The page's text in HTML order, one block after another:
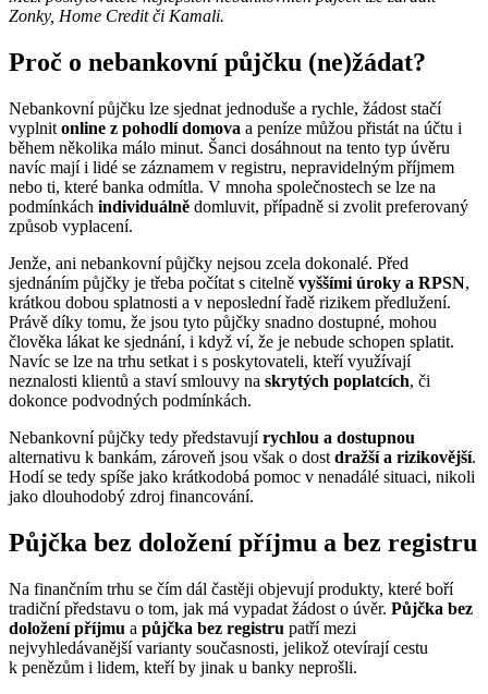
Zonky, Home Credit či Kamali.
Proč o nebankovní půjčku (ne)žádat?
Nebankovní půjčku lze sjednat jednoduše a rychle, žádost stačí
vyplnit online z pohodlí domova a peníze můžou přistát na účtu i
během několika málo minut. Šanci dosáhnout na tento typ úvěru
navíc mají i lidé se záznamem v registru, nepravidelným příjmem
nebo ti, které banka odmítla. V mnoha společnostech se lze na
podmínkách individuálně domluvit, případně si zvolit preferovaný
způsob vyplacení.
Jenže, ani nebankovní půjčky nejsou zcela dokonalé. Před
sjednáním půjčky je třeba počítat s citelně vyššími úroky a RPSN,
krátkou dobou splatnosti a v neposlední řadě rizikem předlužení.
Právě díky tomu, že jsou tyto půjčky snadno dostupné, mohou
člověka lákat ke sjednání, i když ví, že je nebude schopen splatit.
Navíc se lze na trhu setkat i s poskytovateli, kteří využívají
neznalosti klientů a staví smlouvy na skrytých poplatcích, či
dokonce podvodných podmínkách.
Nebankovní půjčky tedy představujírychlou a dostupnou
alternativu k bankám, zároveň jsou však o dost dražší a rizikovější.
Hodí se tedy spíše jako krátkodobá pomoc v nenadálé situaci, nikoli
jako dlouhodobý zdroj financování.
Půjčka bez doložení příjmu a bez registru
Na finančním trhu se čím dál častěji objevují produkty, které boří
tradiční představu o tom, jak má vypadat žádost o úvěr. Půjčka bez
doložení příjmu a půjčka bez registru patří mezi
nejvyhledávanější varianty současnosti, jelikož otevírají cestu
k penězům i lidem, kteří by jinak u banky neprošli.